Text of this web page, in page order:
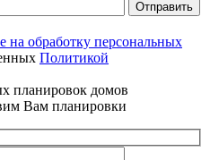
на обработку персональных
Политикой
планировок домов
Вам планировки